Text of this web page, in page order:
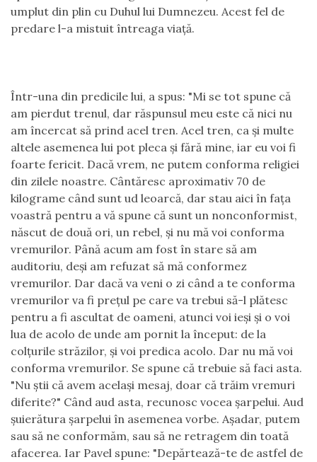
umplut din plin cu Duhul lui Dumnezeu. Acest fel de
predare l-a mistuit întreaga viaţă.
Într-una din predicile lui, a spus: "Mi se tot spune că
am pierdut trenul, dar răspunsul meu este că nici nu
am încercat să prind acel tren. Acel tren, ca şi multe
altele asemenea lui pot pleca şi fără mine, iar eu voi fi
foarte fericit. Dacă vrem, ne putem conforma religiei
din zilele noastre. Cântăresc aproximativ 70 de
kilograme când sunt ud leoarcă, dar stau aici în faţa
voastră pentru a vă spune că sunt un nonconformist,
născut de două ori, un rebel, şi nu mă voi conforma
vremurilor. Până acum am fost în stare să am
auditoriu, deşi am refuzat să mă conformez
vremurilor. Dar dacă va veni o zi când a te conforma
vremurilor va fi preţul pe care va trebui să-l plătesc
pentru a fi ascultat de oameni, atunci voi ieşi şi o voi
lua de acolo de unde am pornit la început: de la
colţurile străzilor, şi voi predica acolo. Dar nu mă voi
conforma vremurilor. Se spune că trebuie să faci asta.
"Nu ştii că avem acelaşi mesaj, doar că trăim vremuri
diferite?" Când aud asta, recunosc vocea şarpelui. Aud
şuierătura şarpelui în asemenea vorbe. Aşadar, putem
sau să ne conformăm, sau să ne retragem din toată
afacerea. Iar Pavel spune: "Depărtează-te de astfel de